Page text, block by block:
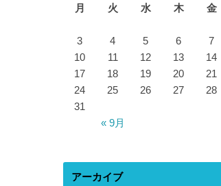
月
火 水 木 金
« 9月
3
4 5 6 7
10
11 12 13 14
17
18 19 20 21
24
25 26 27 28
31
アーカイブ